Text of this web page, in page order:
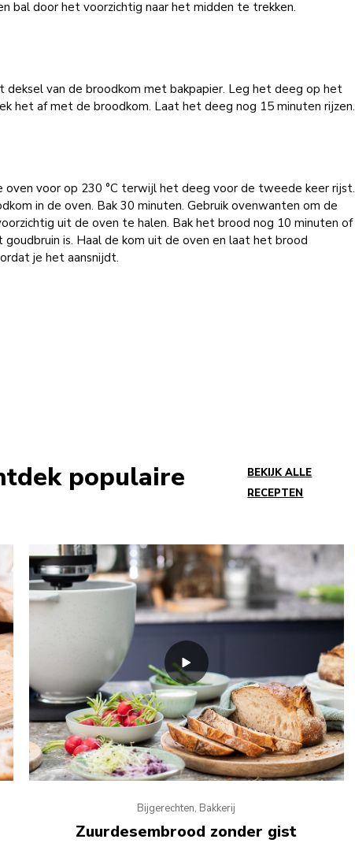
bal door het voorzichtig naar het midden te trekken.
deksel van de broodkom met bakpapier. Leg het deeg op het
het af met de broodkom. Laat het deeg nog 15 minuten rijzen.
oven voor op 230 °C terwijl het deeg voor de tweede keer rijst.
in de oven. Bak 30 minuten. Gebruik ovenwanten om de
uit de oven te halen. Bak het brood nog 10 minuten of
is. Haal de kom uit de oven en laat het brood
je het aansnijdt.
populaire
BEKIJK ALLE
RECEPTEN
Bijgerechten, Bakkerij
Zuurdesembrood zonder gist